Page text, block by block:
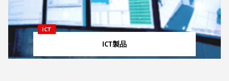
ICT
ICT製品